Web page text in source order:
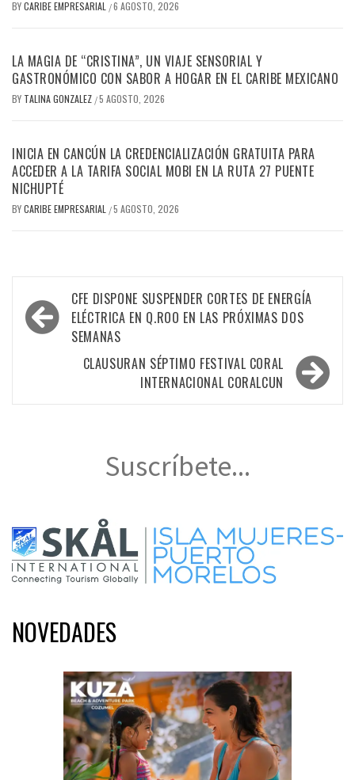
BYCARIBE EMPRESARIAL /6 AGOSTO, 2026
LA MAGIA DE “CRISTINA”, UN VIAJE SENSORIAL Y
GASTRONÓMICO CON SABOR A HOGAR EN EL CARIBE MEXICANO
BY TALINA GONZALEZ /5 AGOSTO, 2026
INICIA EN CANCÚN LA CREDENCIALIZACIÓN GRATUITA PARA
ACCEDER A LA TARIFA SOCIAL MOBI EN LA RUTA 27 PUENTE
NICHUPTÉ
BYCARIBE EMPRESARIAL /5 AGOSTO, 2026
Navegación
de
entradas
CFE DISPONE SUSPENDER CORTES DE ENERGÍA
ELÉCTRICA EN Q.ROO EN LAS PRÓXIMAS DOS
SEMANAS
CLAUSURAN SÉPTIMO FESTIVAL CORAL
INTERNACIONAL CORALCUN
Suscríbete...
NOVEDADES